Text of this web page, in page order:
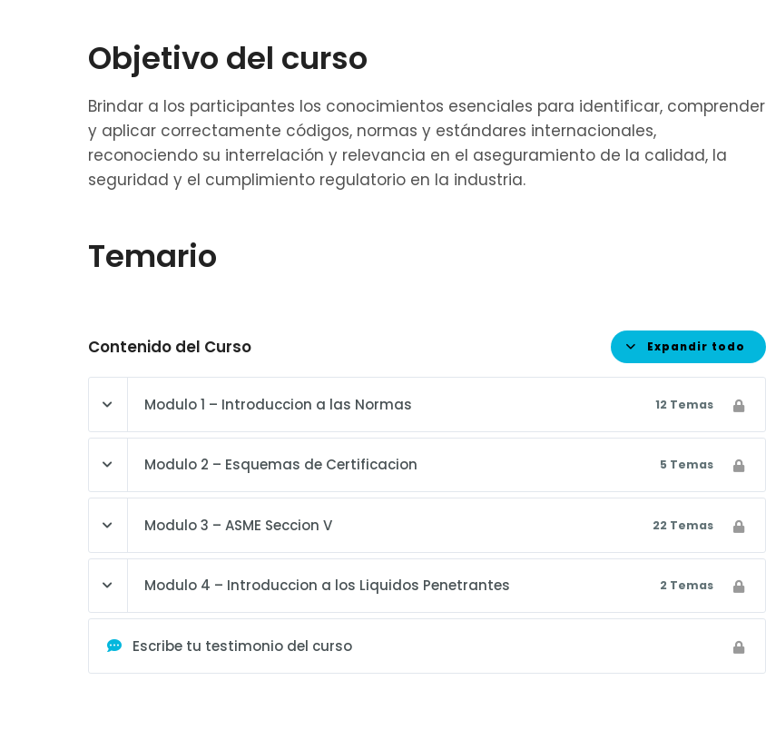
Objetivo del curso
Brindar a los participantes los conocimientos esenciales para identificar, comprender
y aplicar correctamente códigos, normas y estándares internacionales,
reconociendo su interrelación y relevancia en el aseguramiento de la calidad, la
seguridad y el cumplimiento regulatorio en la industria.
Temario
Contenido del Curso Expandir todo
Modulo 1 – Introduccion a las Normas 12 Temas
Modulo 2 – Esquemas de Certificacion 5 Temas
Modulo 3 – ASME Seccion V 22 Temas
Modulo 4 – Introduccion a los Liquidos Penetrantes 2 Temas
Escribe tu testimonio del curso